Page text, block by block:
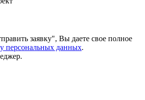
заявку", Вы даете свое полное
персональных данных.